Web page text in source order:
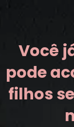
Você
pode
filhos